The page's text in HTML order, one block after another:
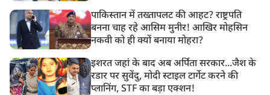
पाकिस्तान में तख्तापलट की आहट? राष्ट्रपति
बनना चाह रहे आसिम मुनीर! आखिर मोहसिन
नकवी को ही क्यों बनाया मोहरा?
इशरत जहां के बाद अब अर्पिता सरकार...जैश के
रडार पर सुवेंदु, मोदी स्टाइल टार्गेट करने की
प्लानिंग, STF का बड़ा एक्शन!